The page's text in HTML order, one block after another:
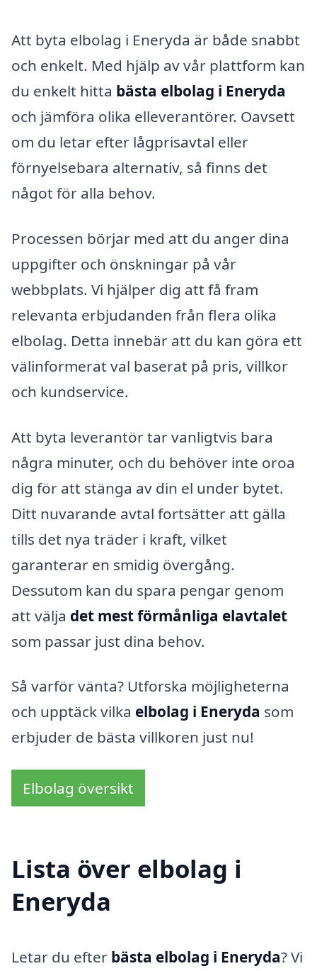
Att byta elbolag i Eneryda är både snabbt
och enkelt. Med hjälp av vår plattform kan
du enkelt hitta bästa elbolag i Eneryda
och jämföra olika elleverantörer. Oavsett
om du letar efter lågprisavtal eller
förnyelsebara alternativ, så finns det
något för alla behov.
Processen börjar med att du anger dina
uppgifter och önskningar på vår
webbplats. Vi hjälper dig att få fram
relevanta erbjudanden från flera olika
elbolag. Detta innebär att du kan göra ett
välinformerat val baserat på pris, villkor
och kundservice.
Att byta leverantör tar vanligtvis bara
några minuter, och du behöver inte oroa
dig för att stänga av din el under bytet.
Ditt nuvarande avtal fortsätter att gälla
tills det nya träder i kraft, vilket
garanterar en smidig övergång.
Dessutom kan du spara pengar genom
att välja det mest förmånliga elavtalet
som passar just dina behov.
Så varför vänta? Utforska möjligheterna
och upptäck vilka elbolag i Eneryda som
erbjuder de bästa villkoren just nu!
Elbolag översikt
Lista över elbolag i
Eneryda
Letar du efter bästa elbolag i Eneryda? Vi